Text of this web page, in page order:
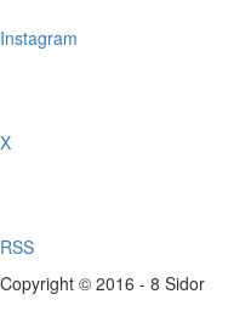
Instagram
X
RSS
Copyright © 2016 - 8 Sidor